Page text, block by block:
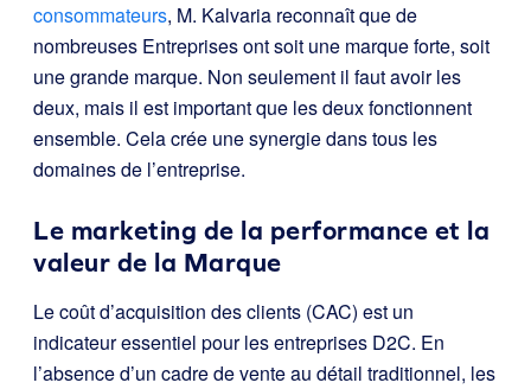
consommateurs, M. Kalvaria reconnaît que de
nombreuses Entreprises ont soit une marque forte, soit
une grande marque. Non seulement il faut avoir les
deux, mais il est important que les deux fonctionnent
ensemble. Cela crée une synergie dans tous les
domaines de l’entreprise.
Le marketing de la performance et la
valeur de la Marque
Le coût d’acquisition des clients (CAC) est un
indicateur essentiel pour les entreprises D2C. En
l’absence d’un cadre de vente au détail traditionnel, les